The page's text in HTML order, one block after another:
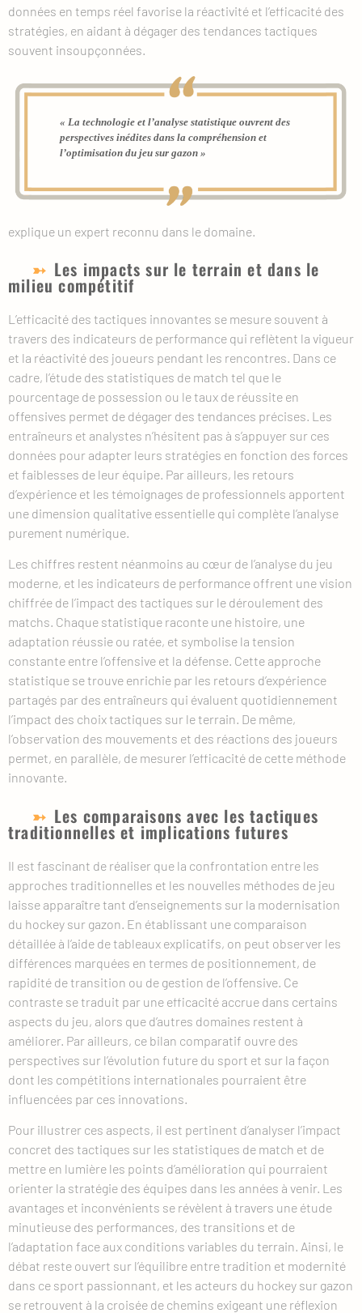
données en temps réel favorise la réactivité et l’efficacité des
stratégies, en aidant à dégager des tendances tactiques
souvent insoupçonnées.
« La technologie et l’analyse statistique ouvrent des
perspectives inédites dans la compréhension et
l’optimisation du jeu sur gazon »
explique un expert reconnu dans le domaine.
Les impacts sur le terrain et dans le
milieu compétitif
L’efficacité des tactiques innovantes se mesure souvent à
travers des indicateurs de performance qui reflètent la vigueur
et la réactivité des joueurs pendant les rencontres. Dans ce
cadre, l’étude des statistiques de match tel que le
pourcentage de possession ou le taux de réussite en
offensives permet de dégager des tendances précises. Les
entraîneurs et analystes n’hésitent pas à s’appuyer sur ces
données pour adapter leurs stratégies en fonction des forces
et faiblesses de leur équipe. Par ailleurs, les retours
d’expérience et les témoignages de professionnels apportent
une dimension qualitative essentielle qui complète l’analyse
purement numérique.
Les chiffres restent néanmoins au cœur de l’analyse du jeu
moderne, et les indicateurs de performance offrent une vision
chiffrée de l’impact des tactiques sur le déroulement des
matchs. Chaque statistique raconte une histoire, une
adaptation réussie ou ratée, et symbolise la tension
constante entre l’offensive et la défense. Cette approche
statistique se trouve enrichie par les retours d’expérience
partagés par des entraîneurs qui évaluent quotidiennement
l’impact des choix tactiques sur le terrain. De même,
l’observation des mouvements et des réactions des joueurs
permet, en parallèle, de mesurer l’efficacité de cette méthode
innovante.
Les comparaisons avec les tactiques
traditionnelles et implications futures
Il est fascinant de réaliser que la confrontation entre les
approches traditionnelles et les nouvelles méthodes de jeu
laisse apparaître tant d’enseignements sur la modernisation
du hockey sur gazon. En établissant une comparaison
détaillée à l’aide de tableaux explicatifs, on peut observer les
différences marquées en termes de positionnement, de
rapidité de transition ou de gestion de l’offensive. Ce
contraste se traduit par une efficacité accrue dans certains
aspects du jeu, alors que d’autres domaines restent à
améliorer. Par ailleurs, ce bilan comparatif ouvre des
perspectives sur l’évolution future du sport et sur la façon
dont les compétitions internationales pourraient être
influencées par ces innovations.
Pour illustrer ces aspects, il est pertinent d’analyser l’impact
concret des tactiques sur les statistiques de match et de
mettre en lumière les points d’amélioration qui pourraient
orienter la stratégie des équipes dans les années à venir. Les
avantages et inconvénients se révèlent à travers une étude
minutieuse des performances, des transitions et de
l’adaptation face aux conditions variables du terrain. Ainsi, le
débat reste ouvert sur l’équilibre entre tradition et modernité
dans ce sport passionnant, et les acteurs du hockey sur gazon
se retrouvent à la croisée de chemins exigeant une réflexion